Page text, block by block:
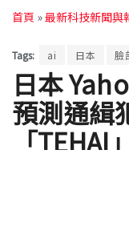
首頁 »最新科技新聞與
Tags: ai 日本 臉
日本
預測通緝
「